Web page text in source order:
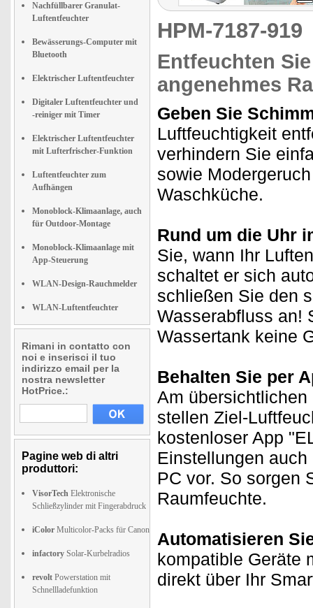
Nachfüllbarer Granulat-
Luftentfeuchter
Bewässerungs-Computer mit
Bluetooth
Elektrischer Luftentfeuchter
Digitaler Luftentfeuchter und
-reiniger mit Timer
Elektrischer Luftentfeuchter
mit Lufterfrischer-Funktion
Luftentfeuchter zum
Aufhängen
Monoblock-Klimaanlage, auch
für Outdoor-Montage
Monoblock-Klimaanlage mit
App-Steuerung
WLAN-Design-Rauchmelder
WLAN-Luftentfeuchter
Rimani in contatto con
noi e inserisci il tuo
indirizzo email per la
nostra newsletter
HotPrice.:
Pagine web di altri
produttori:
VisorTech Elektronische
Schließzylinder mit Fingerabdruck
iColor Multicolor-Packs für Canon
infactory Solar-Kurbelradios
revolt Powerstation mit
Schnellladefunktion
HPM-7187-
Entfeuchten
angenehmes
Geben Sie
Luftfeuchtigkeit
verhindern Sie
sowie
Waschküche.
Rund um die Uhr
Sie, wann Ihr
schaltet er sich
schließen Sie den
Wasserabfluss an!
Wassertank keine
Behalten Sie per
Am
stellen Ziel-
kostenloser App
Einstellungen
PC vor. So sorgen
Raumfeuchte.
Automatisieren
kompatible Geräte
direkt über Ihr